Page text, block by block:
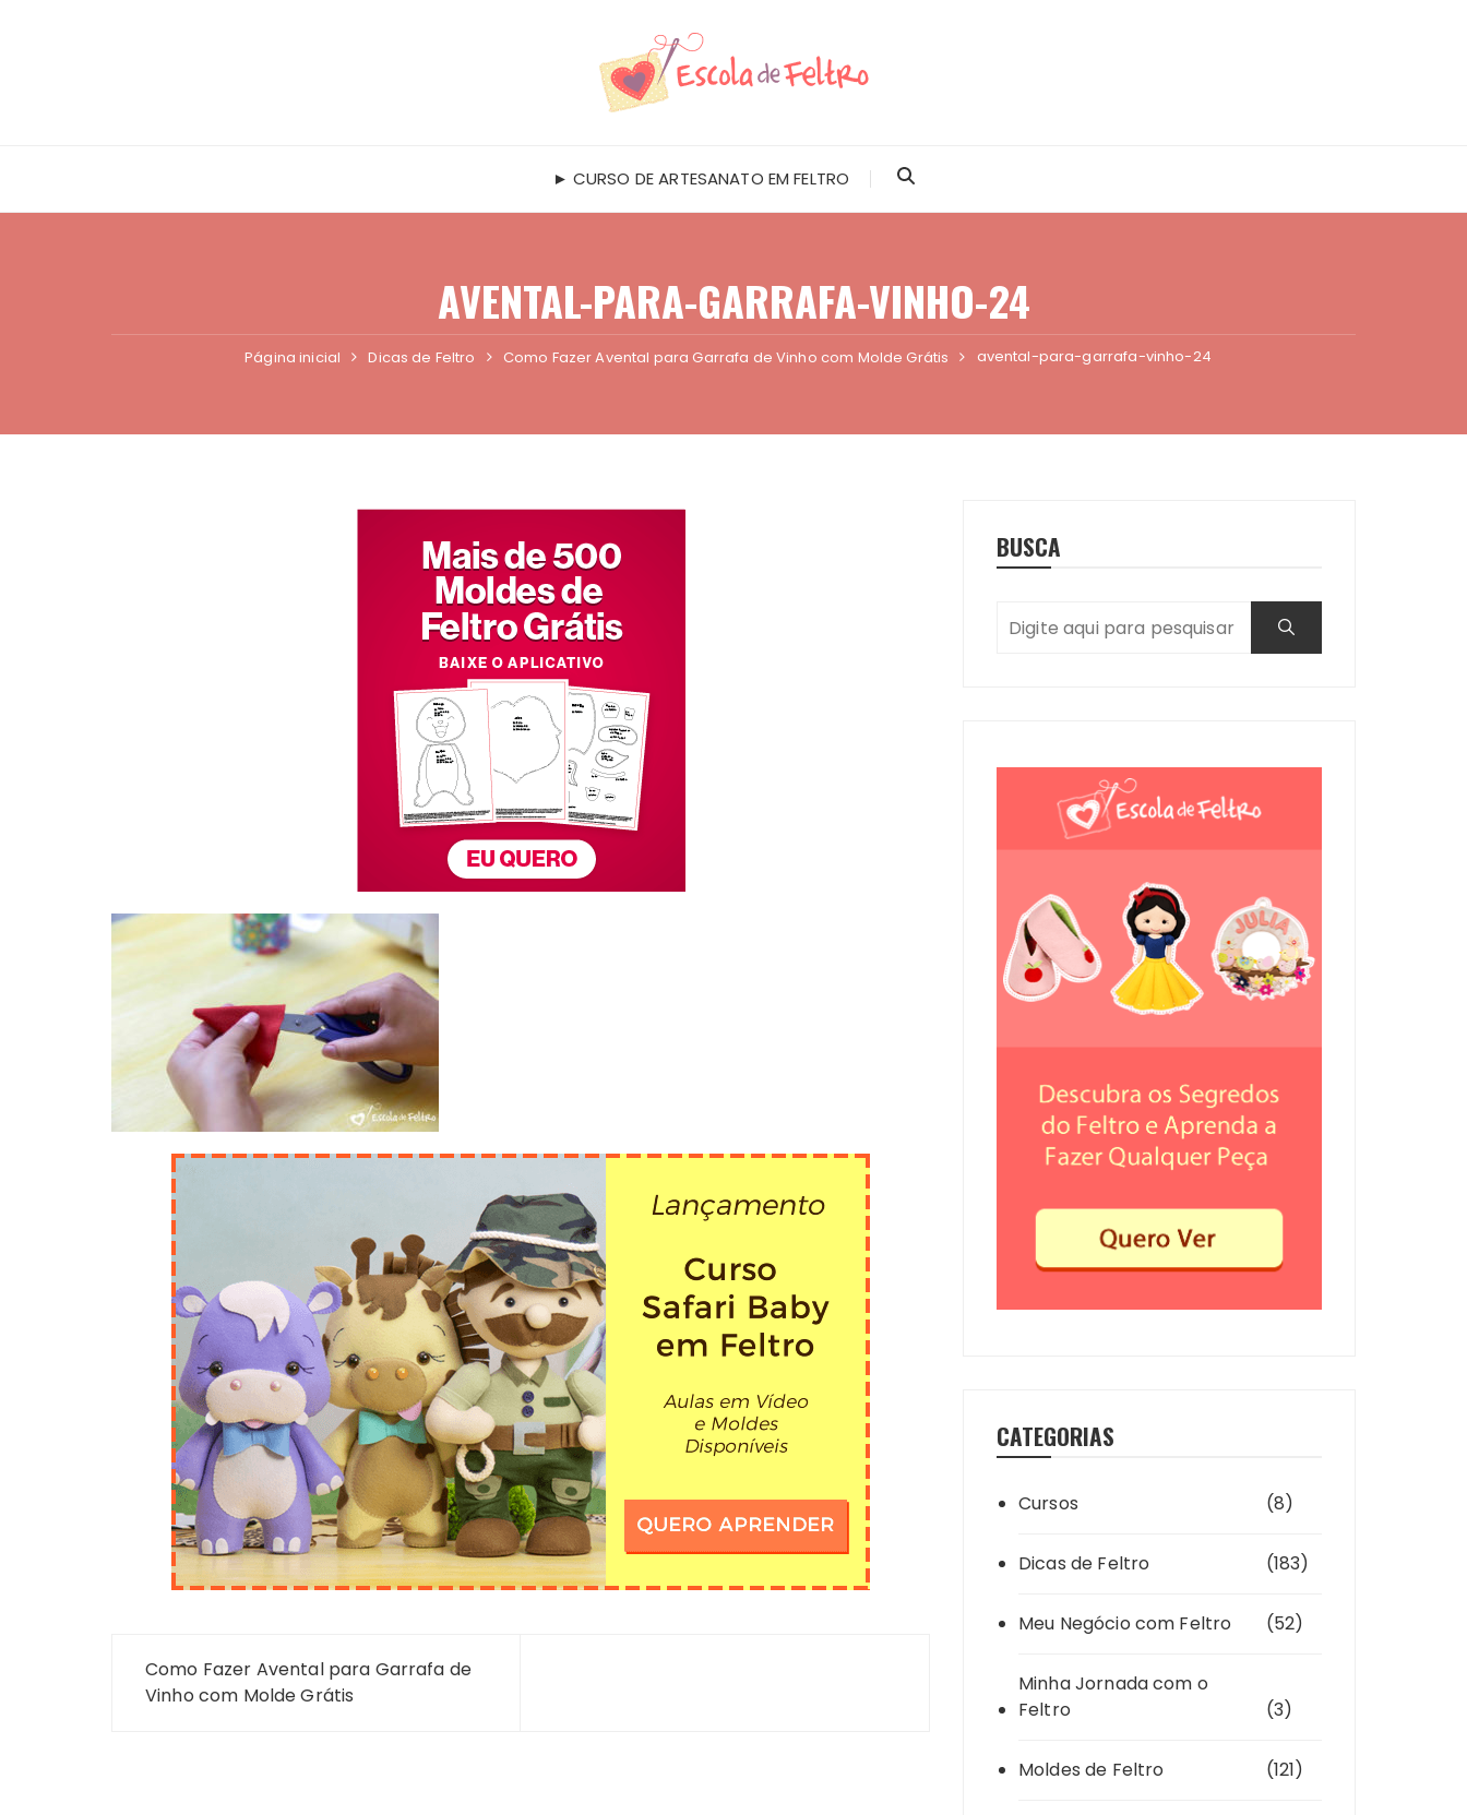
► CURSO DE ARTESANATO EM FELTRO
AVENTAL-PARA-GARRAFA-VINHO-24
Página inicial Dicas de Feltro Como Fazer Avental para Garrafa de Vinho com Molde Grátis avental-para-garrafa-vinho-24
Navegação
deComo Fazer Avental para Garrafa de
Vinho com Molde Grátis
BUSCA
CATEGORIAS
Cursos (8)
Dicas de Feltro (183)
Meu Negócio com Feltro (52)
Minha Jornada com o
Feltro
(3)
Moldes de Feltro (121)